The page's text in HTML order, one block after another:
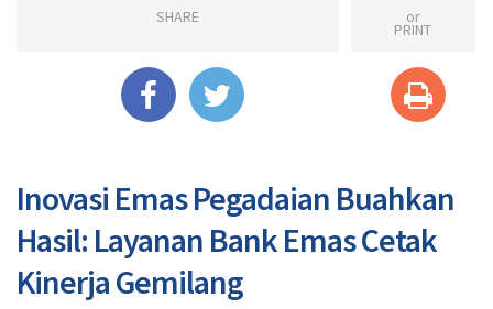
SHARE or
PRINT
Inovasi Emas Pegadaian Buahkan
Hasil: Layanan Bank Emas Cetak
Kinerja Gemilang